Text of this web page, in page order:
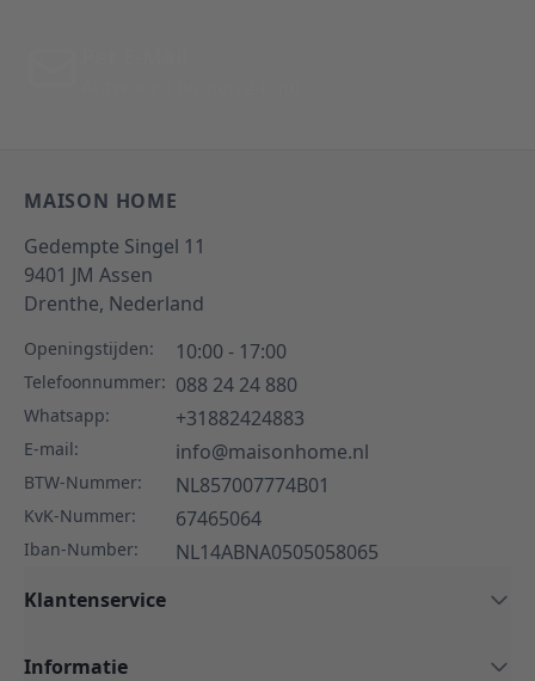
MAISON HOME
Gedempte Singel 11
9401 JM Assen
Drenthe, Nederland
Openingstijden: 10:00 - 17:00
Telefoonnummer: 088 24 24 880
Whatsapp: +31882424883
E-mail: info@maisonhome.nl
BTW-Nummer: NL857007774B01
KvK-Nummer: 67465064
Iban-Number:
NL14ABNA0505058065
Klantenservice
Informatie